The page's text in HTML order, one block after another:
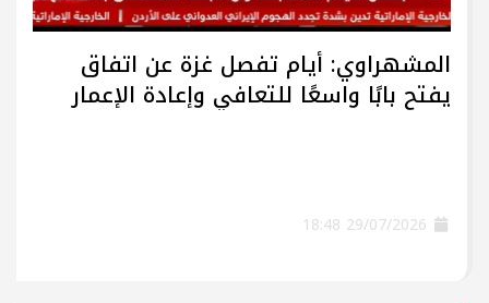
المشهراوي: أيام تفصل غزة عن اتفاق
يفتح بابًا واسعًا للتعافي وإعادة الإعمار